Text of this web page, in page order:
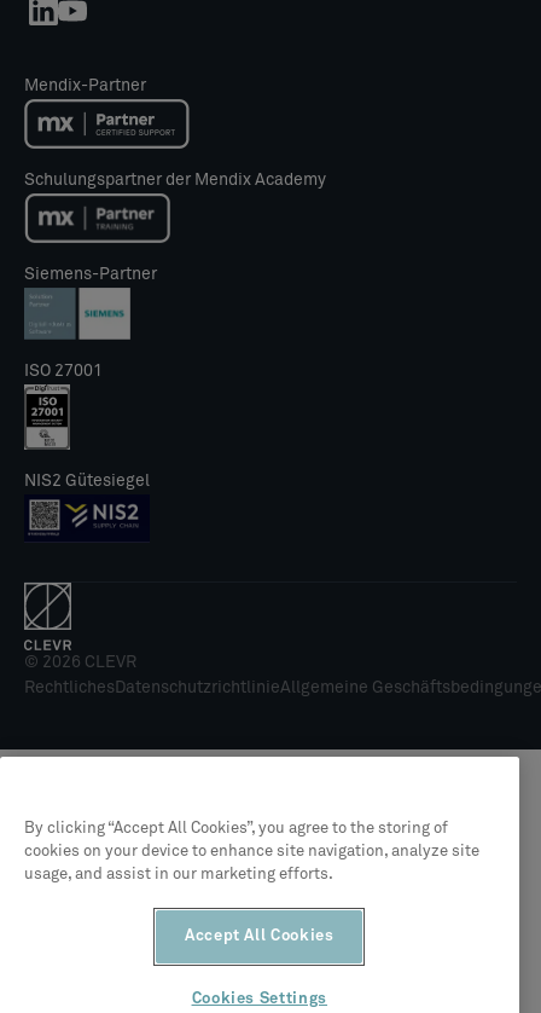
Mendix-Partner
Schulungspartner der Mendix Academy
Siemens-Partner
ISO 27001
NIS2 Gütesiegel
© 2026 CLEVR
Rechtliches DatenschutzrichtlinieAllgemeine
By clicking “Accept All Cookies”, you agree to the storing of
cookies on your device to enhance site navigation, analyze site
usage, and assist in our marketing efforts.
Accept All Cookies
Cookies Settings